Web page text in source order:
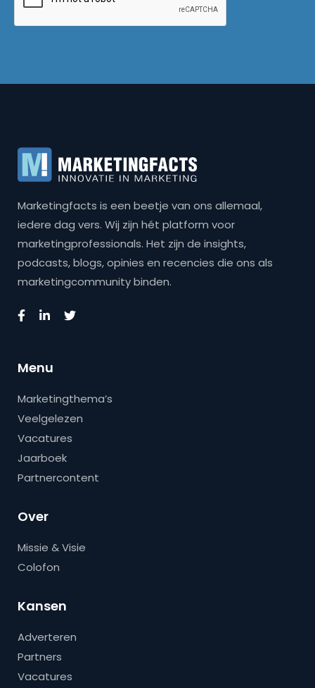
Marketingfacts is een beetje van ons allemaal,
iedere dag vers. Wij zijn hét platform voor
marketingprofessionals. Het zijn de insights,
podcasts, blogs, opinies en recencies die ons als
marketingcommunity binden.
Menu
Marketingthema’s
Veelgelezen
Vacatures
Jaarboek
Partnercontent
Over
Missie & Visie
Colofon
Kansen
Adverteren
Partners
Vacatures